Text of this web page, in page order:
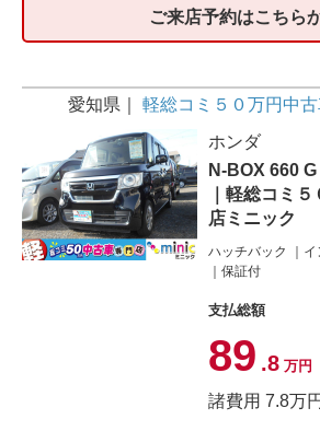
ご来店予約はこちら
愛知県
軽総コミ５０万円中
ホンダ
N-BOX 660
｜軽総コミ
店ミニック
ハッチバック イ
保証付
支払総額
89 .8 万円
諸費用 7.8万円